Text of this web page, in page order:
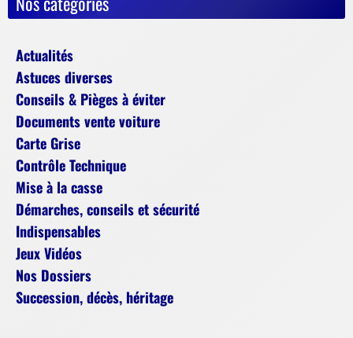
Actualités
Astuces diverses
Conseils & Pièges à éviter
Documents vente voiture
Carte Grise
Contrôle Technique
Mise à la casse
Démarches, conseils et sécurité
Indispensables
Jeux Vidéos
Nos Dossiers
Succession, décès, héritage